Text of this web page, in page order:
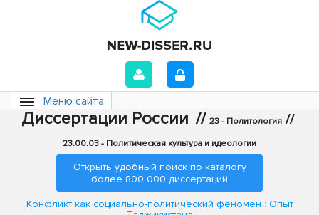
Меню сайта
Диссертации России // 23 - Политология //
23.00.03 - Политическая культура и идеологии
Открыть удобный поиск по каталогу
более 800 000 диссертаций
Конфликт как социально-политический феномен : Опыт